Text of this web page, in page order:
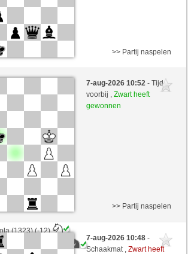
(1413) (-16)
(1420) (+16)
side + 0 seconds/move
ranglijst
>> Partij naspelen
7-aug-2026 10:52- Tijd
voorbij ,Zwart heeft
gewonnen
(1323) (-12)
(1408) (+12)
>> Partij naspelen
7-aug-2026 10:48-
Schaakmat ,Zwart heeft